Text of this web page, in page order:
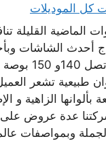
كل الموديلات
الماضية القليلة
أحدث الشاشات
وبأحجام
طبيعية تشعر
بألوانها الزاهية و
عدة عروض
وبمواصفات